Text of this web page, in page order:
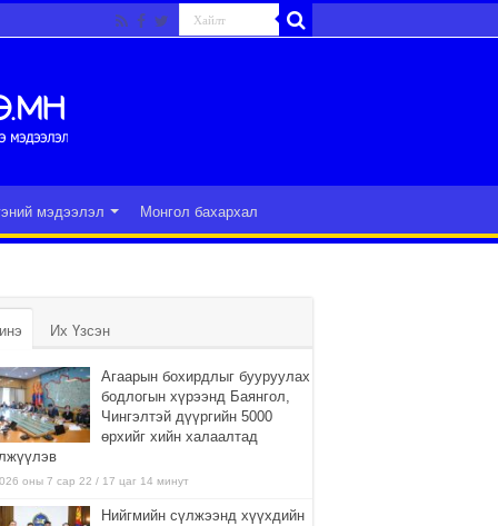
мэдээлэл Монгол бахархал
Их Үзсэн
Агаарын бохирдлыг бууруулах
бодлогын хүрээнд Баянгол,
Чингэлтэй дүүргийн 5000
өрхийг хийн халаалтад
оны 7 сар 22 / 17 цаг 14 минут
Нийгмийн сүлжээнд хүүхдийн